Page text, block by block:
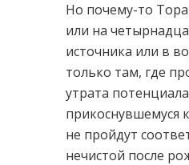
Но почему-то
или на
источника или в
только там, где
утрата
прикоснувшемуся
не пройдут
нечистой после